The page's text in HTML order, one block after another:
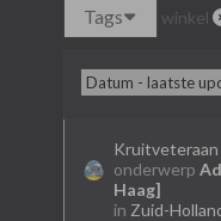
Tags winkel
Kruitveteraan
onderwerp
Haag]
in Zuid-